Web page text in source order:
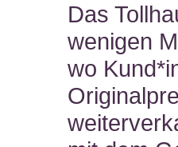
Das
wenigen
wo